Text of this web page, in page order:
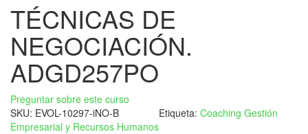
EQUIPOS. ADGD256PO TRABAJO
TÉCNICAS DE
NEGOCIACIÓN.
ADGD257PO
Preguntar sobre este curso
SKU: EVOL-10297-iNO-B Etiqueta: Coaching Gestión
Empresarial y Recursos Humanos